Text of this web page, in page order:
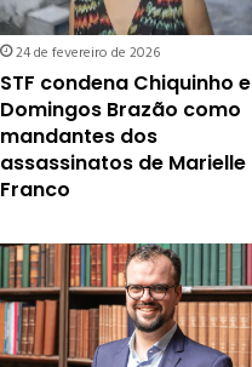
24 de fevereiro de 2026
STF condena Chiquinho e
Domingos Brazão como
mandantes dos
assassinatos de Marielle
Franco